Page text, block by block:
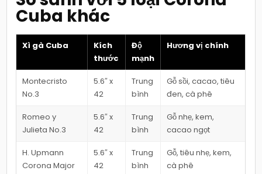
Cuba khác
Xì gà Cuba
Kích
thước
Độ
mạnh
Hương vị chính
Montecristo
No.3
5.6″ x
42
Trung
bình
Gỗ sồi, cacao, tiêu
đen, cà phê
Romeo y
Julieta No.3
5.6″ x
42
Trung
bình
Gỗ nhẹ, kem,
cacao ngọt
H. Upmann
Corona Major
5.6″ x
42
Trung
bình
Gỗ, tiêu nhẹ, kem,
cà phê